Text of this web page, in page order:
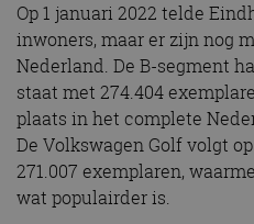
Op 1 januari 2022 telde
inwoners, maar er zijn nog
Nederland. De B-segment
staat met 274.404
plaats in het complete
De Volkswagen Golf volgt
271.007 exemplaren,
wat populairder is.